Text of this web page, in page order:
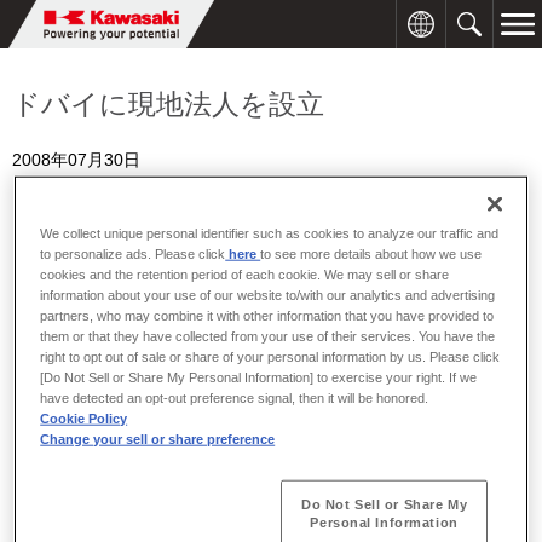
ドバイに現地法人を設立
2008年07月30日
川崎重工は、急速な経済発展を続ける中東・北アフリカ
（MENA）地域において、より効果的な営業活動を推進するた
め、アラブ首長国連邦（U.A.E.）ドバイに現地法人を設立しま
す。
MENA地域ではオイルブームを背景に、多数のプロジェクトが計
画、実施されており、当社グループのビジネスチャンスも一層の
拡大が見込まれます。当社はMENA地域において、より機動的に
ループ全体の営業拠点を設立することとしたものです。
当現地法人は、ドバイ国際空港に隣接するドバイ・エアポート・
We collect unique personal identifier such as cookies to analyze our traffic and
to personalize ads. Please click hereto see more details about how we use
cookies and the retention period of each cookie. We may sell or share
information about your use of our website to/with our analytics and advertising
partners, who may combine it with other information that you have provided to
them or that they have collected from your use of their services. You have the
right to opt out of sale or share of your personal information by us. Please click
[Do Not Sell or Share My Personal Information] to exercise your right. If we
have detected an opt-out preference signal, then it will be honored.
Cookie Policy
Change your sell or share preference
Do Not Sell or Share My
Personal Information